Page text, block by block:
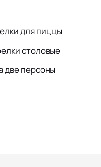
для пиццы
столовые
две персоны